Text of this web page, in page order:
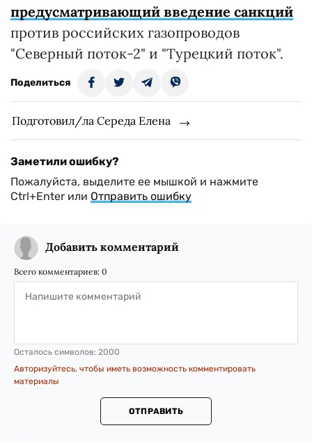
предусматривающий введение санкций
против российских газопроводов
"Северный поток-2" и "Турецкий поток".
Поделиться
Подготовил/ла Середа Елена
Заметили ошибку?
Пожалуйста, выделите ее мышкой и нажмите
Ctrl+Enter или Отправить ошибку
Добавить комментарий
Всего комментариев: 0
Осталось символов: 2000
Авторизуйтесь, чтобы иметь возможность комментировать
материалы
ОТПРАВИТЬ